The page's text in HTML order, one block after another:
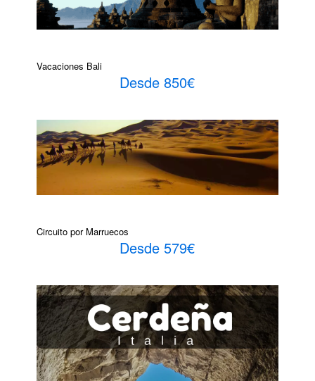
Vacaciones Bali
Desde 850€
Circuito por Marruecos
Desde 579€